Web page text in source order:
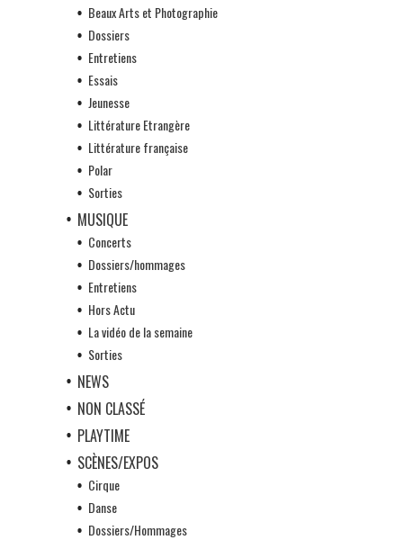
Beaux Arts et Photographie
Dossiers
Entretiens
Essais
Jeunesse
Littérature Etrangère
Littérature française
Polar
Sorties
MUSIQUE
Concerts
Dossiers/hommages
Entretiens
Hors Actu
La vidéo de la semaine
Sorties
NEWS
NON CLASSÉ
PLAYTIME
SCÈNES/EXPOS
Cirque
Danse
Dossiers/Hommages